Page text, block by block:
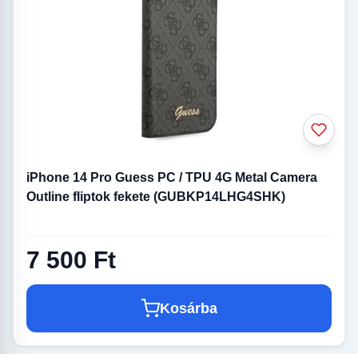
iPhone 14 Pro Guess PC / TPU 4G Metal Camera
Outline fliptok fekete (GUBKP14LHG4SHK)
7 500 Ft
Kosárba